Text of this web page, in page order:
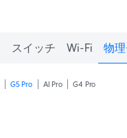
スイッチ Wi-Fi 物
G5 Pro AI Pro G4 Pro